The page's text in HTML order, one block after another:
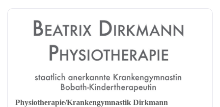
Physiotherapie/Krankengymnastik Dirkmann